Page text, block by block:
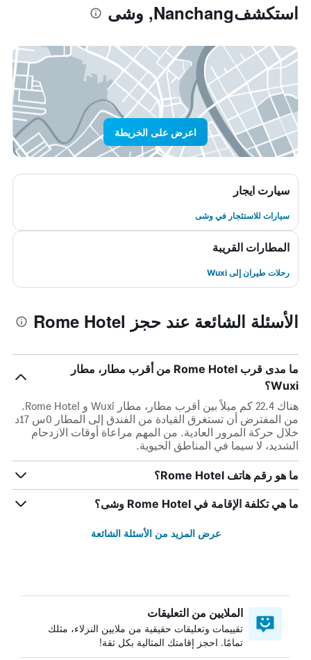
استكشفNanchang, وشى
اعرض على الخريطة
سيارت ايجار
سيارات للاستئجار في وشى
المطارات القريبة
رحلات طيران إلى Wuxi
الأسئلة الشائعة عند حجز Rome Hotel
ما مدى قرب Rome Hotel من أقرب مطار، مطار
Wuxi؟
هناك 22.4 كم ميلاً بين أقرب مطار، مطار Wuxi و Rome Hotel.
من المفترض أن تستغرق القيادة من الفندق إلى المطار 0س 17د
خلال حركة المرور العادية. من المهم مراعاة أوقات الازدحام
الشديد، لا سيما في المناطق الحيوية.
ما هو رقم هاتف Rome Hotel؟
ما هي تكلفة الإقامة في Rome Hotel وشى؟
عرض المزيد من الأسئلة الشائعة
الملايين من التعليقات
تقييمات وتعليقات حقيقية من ملايين النزلاء، مثلك
تمامًا. احجز إقامتك المثالية بكل ثقة!